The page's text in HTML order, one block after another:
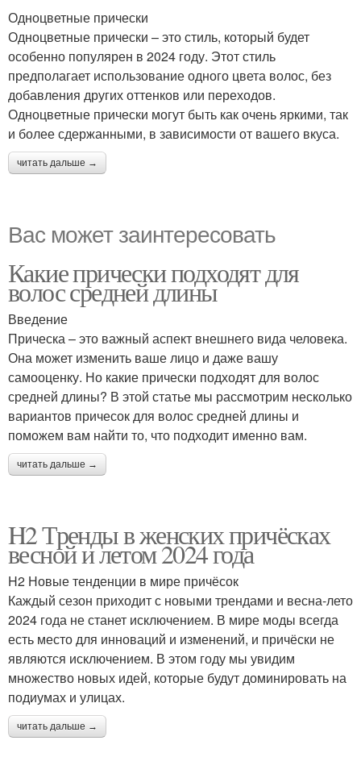
Одноцветные прически
Одноцветные прически – это стиль, который будет
особенно популярен в 2024 году. Этот стиль
предполагает использование одного цвета волос, без
добавления других оттенков или переходов.
Одноцветные прически могут быть как очень яркими, так
и более сдержанными, в зависимости от вашего вкуса.
читать дальше →
Вас может заинтересовать
Какие прически подходят для
волос средней длины
Введение
Прическа – это важный аспект внешнего вида человека.
Она может изменить ваше лицо и даже вашу
самооценку. Но какие прически подходят для волос
средней длины? В этой статье мы рассмотрим несколько
вариантов причесок для волос средней длины и
поможем вам найти то, что подходит именно вам.
читать дальше →
H2 Тренды в женских причёсках
весной и летом 2024 года
H2 Новые тенденции в мире причёсок
Каждый сезон приходит с новыми трендами и весна-лето
2024 года не станет исключением. В мире моды всегда
есть место для инноваций и изменений, и причёски не
являются исключением. В этом году мы увидим
множество новых идей, которые будут доминировать на
подиумах и улицах.
читать дальше →